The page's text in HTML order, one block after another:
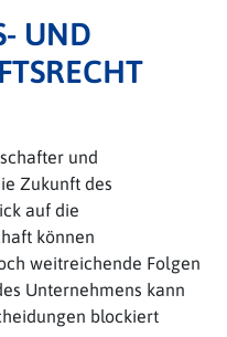
UND
und
Zukunft des
auf die
können
weitreichende Folgen
Unternehmens kann
blockiert